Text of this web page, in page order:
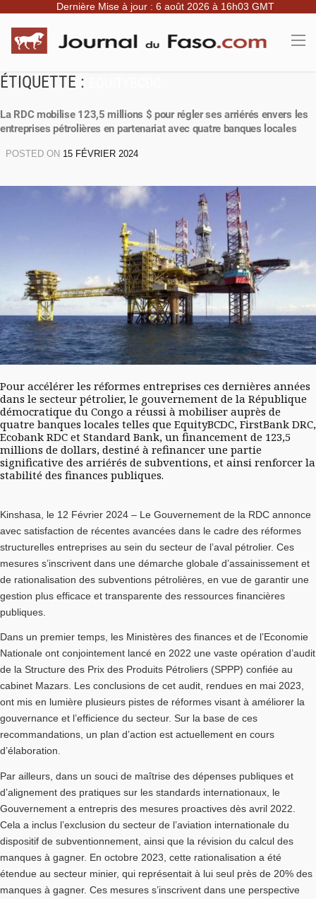
Dernière Mise à jour : 6 août 2026 à 16h03 GMT
ÉTIQUETTE :
La RDC mobilise 123,5 millions $ pour régler ses arriérés envers les
entreprises pétrolières en partenariat avec quatre banques locales
POSTED ON 15 FÉVRIER 2024
Pour accélérer les réformes entreprises ces dernières années
dans le secteur pétrolier, le gouvernement de la République
démocratique du Congo a réussi à mobiliser auprès de
quatre banques locales telles que EquityBCDC, FirstBank DRC,
Ecobank RDC et Standard Bank, un financement de 123,5
millions de dollars, destiné à refinancer une partie
significative des arriérés de subventions, et ainsi renforcer la
stabilité des finances publiques.
Kinshasa, le 12 Février 2024 – Le Gouvernement de la RDC annonce
avec satisfaction de récentes avancées dans le cadre des réformes
structurelles entreprises au sein du secteur de l’aval pétrolier. Ces
mesures s’inscrivent dans une démarche globale d’assainissement et
de rationalisation des subventions pétrolières, en vue de garantir une
gestion plus efficace et transparente des ressources financières
publiques.
Dans un premier temps, les Ministères des finances et de l’Economie
Nationale ont conjointement lancé en 2022 une vaste opération d’audit
de la Structure des Prix des Produits Pétroliers (SPPP) confiée au
cabinet Mazars. Les conclusions de cet audit, rendues en mai 2023,
ont mis en lumière plusieurs pistes de réformes visant à améliorer la
gouvernance et l’efficience du secteur. Sur la base de ces
recommandations, un plan d’action est actuellement en cours
d’élaboration.
Par ailleurs, dans un souci de maîtrise des dépenses publiques et
d’alignement des pratiques sur les standards internationaux, le
Gouvernement a entrepris des mesures proactives dès avril 2022.
Cela a inclus l’exclusion du secteur de l’aviation internationale du
dispositif de subventionnement, ainsi que la révision du calcul des
manques à gagner. En octobre 2023, cette rationalisation a été
étendue au secteur minier, qui représentait à lui seul près de 20% des
manques à gagner. Ces mesures s’inscrivent dans une perspective